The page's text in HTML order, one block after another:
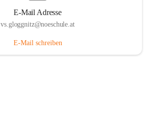
E-Mail Adresse
vs.gloggnitz@noeschule.at
E-Mail schreiben